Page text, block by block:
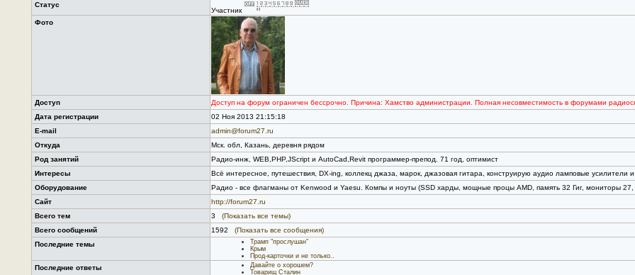
Статус
Участник
Фото
Доступ
Доступ на форум ограничен бессрочно. Причина: Хамство администрации. Полная несовместимость в форумами
Дата регистрации
02 Ноя 2013 21:15:18
E-mail
admin@forum27.ru
Откуда
Мск. обл, Казань, деревня рядом
Род занятий
Радио-инж, WEB,PHP,JScript и AutoCad,Revit программер-препод. 71 год, оптимист
Интересы
Всё интересное, путешествия, DX-ing, коллекц джаза, марок, джазовая гитара, конструирую аудио ламповые усилители и
Оборудование
Радио - все флагманы от Kenwood и Yaesu. Компы и ноуты (SSD харды, мощные процы AMD, память 32 Гиг, мониторы
Сайт
http://forum27.ru
Всего тем
3
(Показать все темы)
Всего сообщений
1592
(Показать все сообщения)
Последние темы
Трамп "прослушан"
Крым
Прод-карточки и не только..
Последние ответы
Давайте о хорошем?
Товарищ Сталин